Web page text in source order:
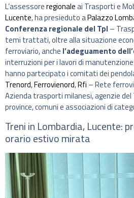
L’assessoreregionaleai Trasporti e
Lucente, ha presieduto aPalazzo
Conferenza regionale del Tpl –
temi trattati, oltre alla situazione
ferroviario, anche l’adeguamento
interruzioni per i lavori di
hanno partecipato i comitati dei
Trenord,Ferrovienord,Rfi – Rete
Azienda trasporti milanesi, agenzie
province, comuni e associazioni di
Treni in Lombardia, Lucente:
orario estivo mirata